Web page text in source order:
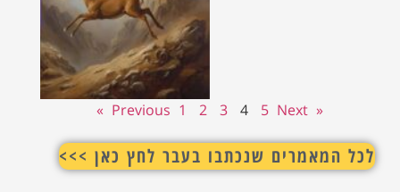
« Previous
1 2 3 4 5 Next »
לכל המאמרים שנכתבו בעבר לחץ כאן >>>